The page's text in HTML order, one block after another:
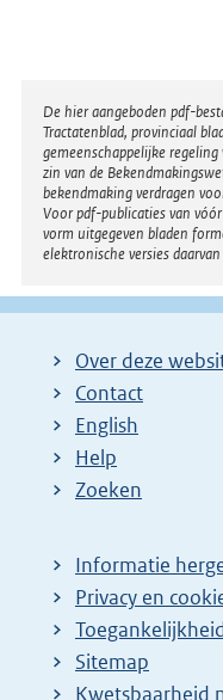
Disclaimer
De hier aangeboden pdf-
Tractatenblad, provinciaal
gemeenschappelijke
zin van de
bekendmaking verdragen
Voor pdf-publicaties van
vorm uitgegeven bladen
elektronische versies
Over deze
Contact
English
Help
Zoeken
Informatie
Privacy en
Sitemap
E
Kwetsbaarheid